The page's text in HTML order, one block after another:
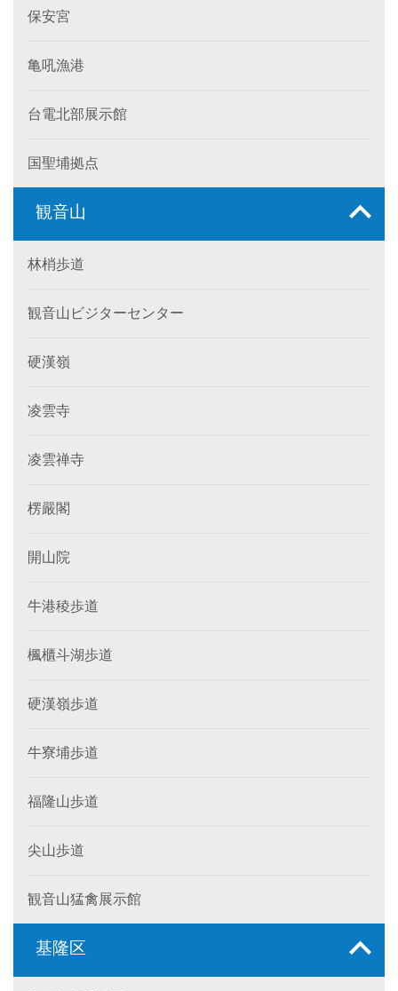
保安宮
亀吼漁港
台電北部展示館
国聖埔拠点
観音山
林梢歩道
観音山ビジターセンター
硬漢嶺
凌雲寺
凌雲禅寺
楞嚴閣
開山院
牛港稜歩道
楓櫃斗湖歩道
硬漢嶺歩道
牛寮埔歩道
福隆山歩道
尖山歩道
観音山猛禽展示館
基隆区